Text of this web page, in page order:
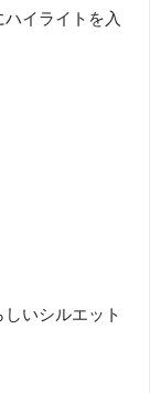
イライトを入
いシルエット